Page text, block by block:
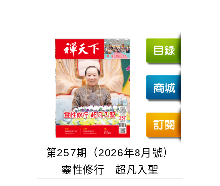
第257期（2026年8月號）
靈性修行 超凡入聖